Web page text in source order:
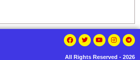
All Rights Reserved - 2026